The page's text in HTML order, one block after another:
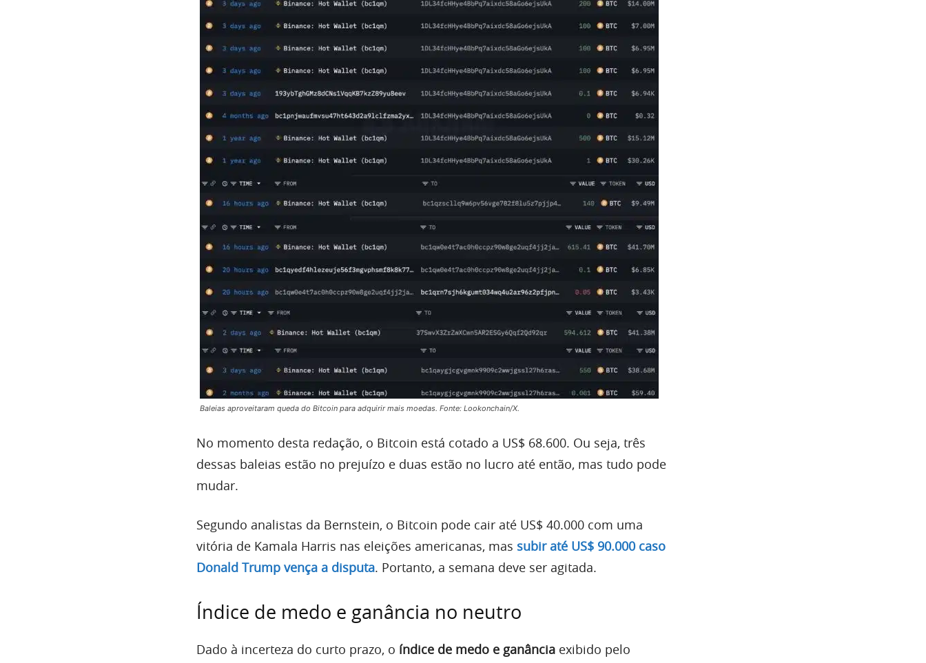
Baleias aproveitaram queda do Bitcoin para adquirir mais moedas. Fonte: Lookonchain/X.
No momento desta redação, o Bitcoin está cotado a US$ 68.600. Ou seja, três
dessas baleias estão no prejuízo e duas estão no lucro até então, mas tudo pode
mudar.
Segundo analistas da Bernstein, o Bitcoin pode cair até US$ 40.000 com uma
vitória de Kamala Harris nas eleições americanas, mas subir até US$ 90.000 caso
Donald Trump vença a disputa. Portanto, a semana deve ser agitada.
Índice de medo e ganância no neutro
Dado à incerteza do curto prazo, o índice de medo e ganância exibido pelo